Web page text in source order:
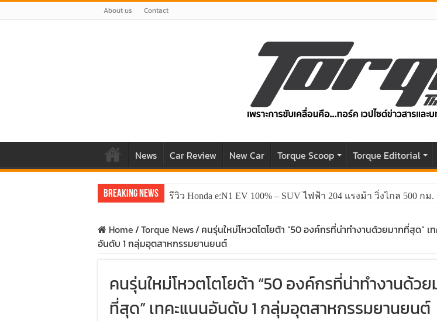
About us Contact
News Car Review New Car Torque Scoop Torque Editorial
Breaking News รีวิว Honda e:N1 EV 100% – SUV ไฟฟ้า 204 แรงม้า วิ่งไกล 500 กม
Home/Torque News/ คนรุ่นใหม่โหวตโตโยต้า “50 องค์กรที่น่าทำงานด้วยมากที่สุด” เ
อันดับ 1 กลุ่มอุตสาหกรรมยานยนต์
คนรุ่นใหม่โหวตโตโยต้า “50 องค์กรที่น่าทำงานด้วย
ที่สุด” เทคะแนนอันดับ 1 กลุ่มอุตสาหกรรมยานยนต์